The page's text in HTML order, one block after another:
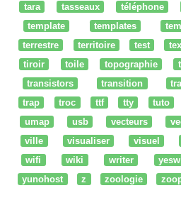
tara
tasseaux téléphone
template
templates
terrestre
territoire test
tiroir
toile topographie
transistors
transition
trap
troc ttf tty tuto
umap
usb vecteurs
ville
visualiser visuel
wifi
wiki writer
yunohost
z zoologie